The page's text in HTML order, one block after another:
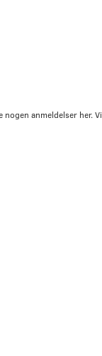
nogen anmeldelser her.